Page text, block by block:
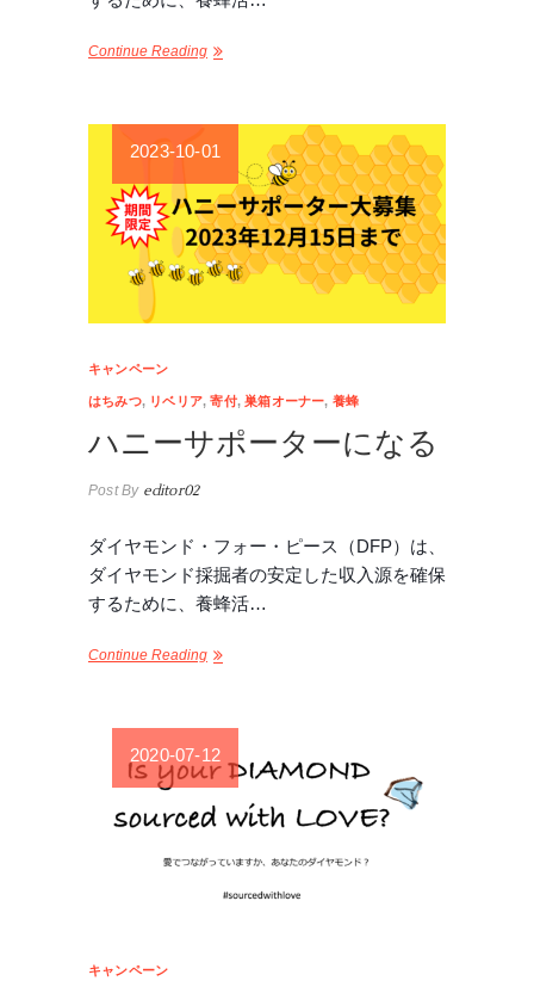
Continue Reading
2023-10-01
キャンペーン
はちみつ, リベリア,寄付,巣箱オーナー, 養蜂
ハニーサポーターになる
Post Byeditor02
ダイヤモンド・フォー・ピース（DFP）は、
ダイヤモンド採掘者の安定した収入源を確保
するために、養蜂活…
Continue Reading
2020-07-12
キャンペーン